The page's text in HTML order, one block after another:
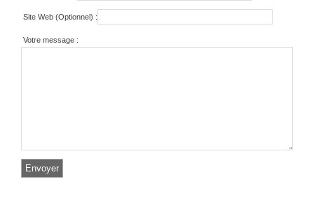
Site Web (Optionnel) :
Votre message :